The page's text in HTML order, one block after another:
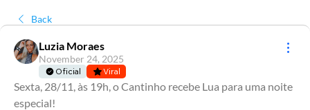
Back
Luzia Moraes
November 24, 2025
Oficial Viral
Sexta, 28/11, às 19h, o Cantinho recebe Lua para uma noite
especial!